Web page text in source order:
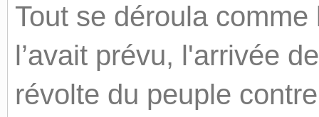
Tout se déroula
l’avait prévu, l'arrivée
révolte du peuple